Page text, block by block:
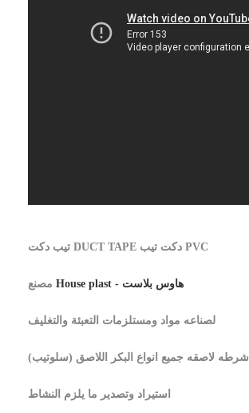
تيب دكت DUCT TAPE دكت تيب PVC
House plast - هاوس بلاست
لصناعه مواد ومستلزمات التعبئة والتغليف
اشرطه لاصقه جميع انواع البكر اللاصق (سلوتيب)
استيراد وتصدير ما يلزم النشاط